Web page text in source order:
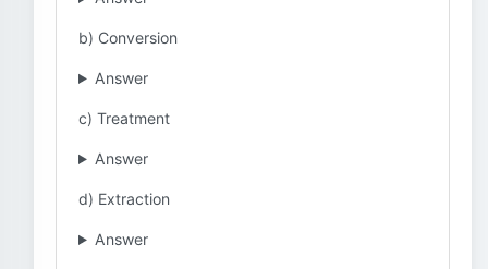
b) Conversion
Answer
c) Treatment
Answer
d) Extraction
Answer